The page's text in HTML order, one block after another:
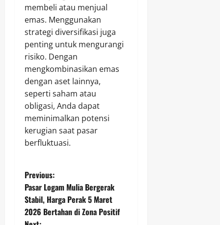
membeli atau menjual
emas. Menggunakan
strategi diversifikasi juga
penting untuk mengurangi
risiko. Dengan
mengkombinasikan emas
dengan aset lainnya,
seperti saham atau
obligasi, Anda dapat
meminimalkan potensi
kerugian saat pasar
berfluktuasi.
P
o
s
Previous:
Pasar Logam Mulia Bergerak
Stabil, Harga Perak 5 Maret
2026 Bertahan di Zona Positif